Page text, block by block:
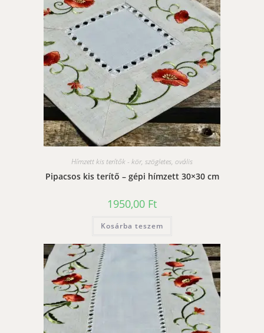
Hímzett kis terítők - kör, szögletes, ovális
Pipacsos kis terítő – gépi hímzett 30×30 cm
1950,00 Ft
Kosárba teszem